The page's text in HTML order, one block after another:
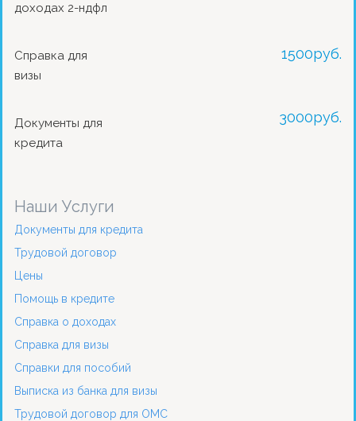
доходах 2-ндфл
Справка для
визы
Документы для
кредита
1500руб.
3000руб.
Наши Услуги
Документы для кредита
Трудовой договор
Цены
Помощь в кредите
Справка о доходах
Справка для визы
Справки для пособий
Выписка из банка для визы
Трудовой договор для ОМС